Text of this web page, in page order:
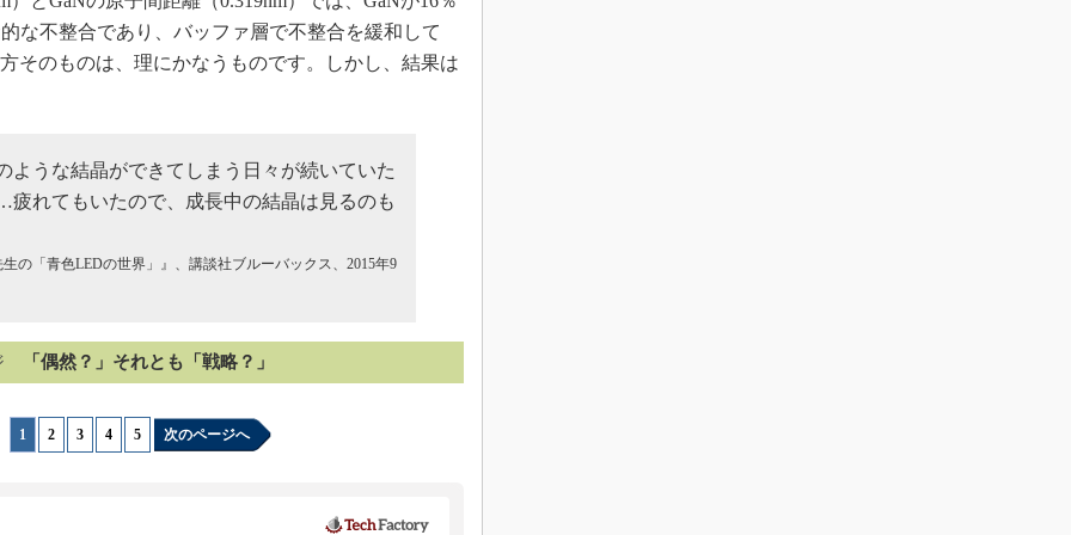
な不整合であり、バッファ層で不整合を緩和して
そのものは、理にかなうものです。しかし、結果は
ような結晶ができてしまう日々が続いていた
れてもいたので、成長中の結晶は見るのも
の「青色LEDの世界」』、講談社ブルーバックス、2015年9
「偶然？」それとも「戦略？」
1 2 3 4 5 次のページへ